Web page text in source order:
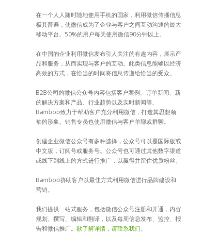
在一个人人随时随地使用手机的国家，利用微信传播信息
极其普遍，使微信成为了企业与客户之间互动沟通的最大
移动平台。50%的用户每天使用微信90分钟以上。
在中国的企业利用微信发布引人关注的有趣内容，展示产
品和服务，从而实现与客户的互动。此类信息能够以经济
高效的方式，在恰当的时间将信息传递给恰当的受众。
B2B公司的微信公众号内容包括客户案例、订单新闻、新
的解决方案和产品、行业趋势以及实时新闻等。
Bamboo致力于帮助客户充分利用微信，打造其思想领
袖的形象。销售专员也使用微信与客户单聊或群聊。
创建企业微信公众号有多种选择，公众号可以是国际版或
中文版，订阅号或服务号。公众号也可通过其他数字渠道
或线下到线上的方式进行推广，以赢得并留住优质粉丝。
Bamboo协助客户以最佳方式利用微信进行品牌建设和
营销。
我们提供一站式服务，包括微信公众号注册和开通，内容
规划、撰写、编辑和翻译，以及每周信息发布、监控、报
告和微信推广。 欲了解详情，请联系我们。